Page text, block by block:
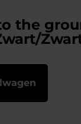
the